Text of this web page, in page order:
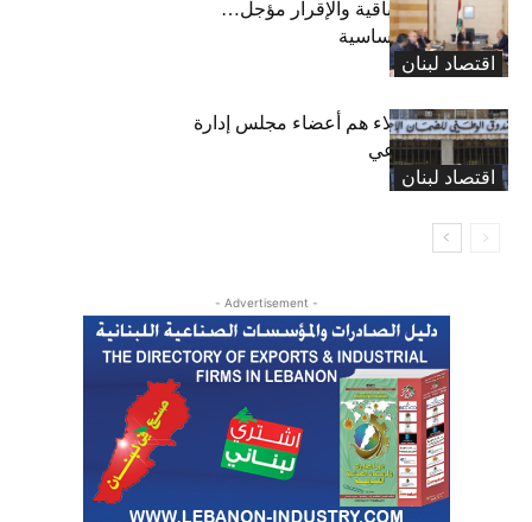
اقتصاد لبنان
رسوم النفايات باقية والإقرار مؤجل…
واستثناء لمواد أساسية
اقتصاد لبنان
بعد 19 عاماً: هؤلاء هم أعضاء مجلس إدارة
الضمان الاجتماعي
- Advertisement -